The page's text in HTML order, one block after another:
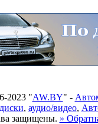
2023 "AW.BY" -
диски, аудио/видео,
защищены. »